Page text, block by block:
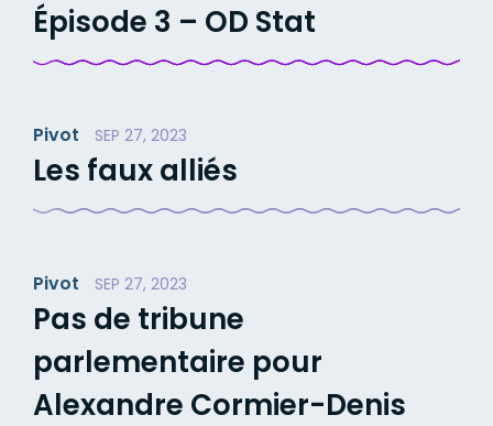
Épisode 3 – OD Stat
Pivot SEP 27, 2023
Les faux alliés
Pivot SEP 27, 2023
Pas de tribune
parlementaire pour
Alexandre Cormier-Denis